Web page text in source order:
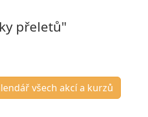
přeletů"
všech akcí a kurzů